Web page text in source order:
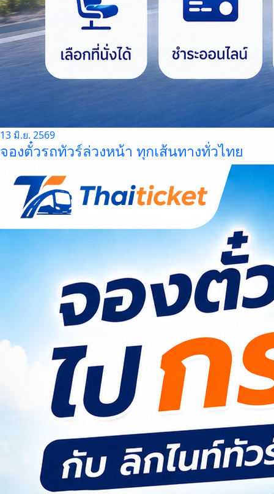
13 มิ.ย. 2569
จองตั๋วรถทัวร์ล่วงหน้า ทุกเส้นทางทั่วไทย